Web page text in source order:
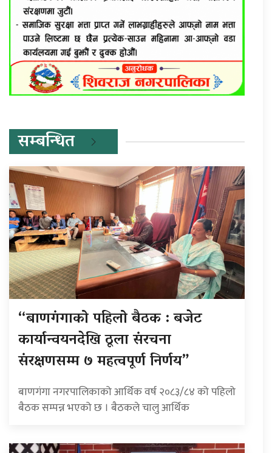
सम्बन्धित
“बाणगंगाको पहिलो बैठक : बजेट
कार्यान्वयनदेखि ठूला संरचना
संरक्षणसम्म ७ महत्वपूर्ण निर्णय”
बाणगंगा नगरपालिकाको आर्थिक वर्ष २०८३/८४ को पहिलो
बैठक सम्पन्न भएको छ । बैठकले चालु आर्थिक